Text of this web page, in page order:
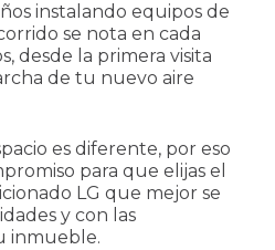
instalando equipos de
se nota en cada
desde la primera visita
de tu nuevo aire
es diferente, por eso
para que elijas el
LG que mejor se
y con las
inmueble.